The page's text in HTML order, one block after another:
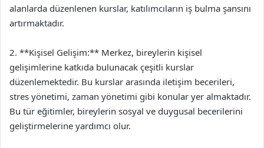
alanlarda düzenlenen kurslar, katılımcıların iş bulma şansını
artırmaktadır.
2. **Kişisel Gelişim:** Merkez, bireylerin kişisel
gelişimlerine katkıda bulunacak çeşitli kurslar
düzenlemektedir. Bu kurslar arasında iletişim becerileri,
stres yönetimi, zaman yönetimi gibi konular yer almaktadır.
Bu tür eğitimler, bireylerin sosyal ve duygusal becerilerini
geliştirmelerine yardımcı olur.